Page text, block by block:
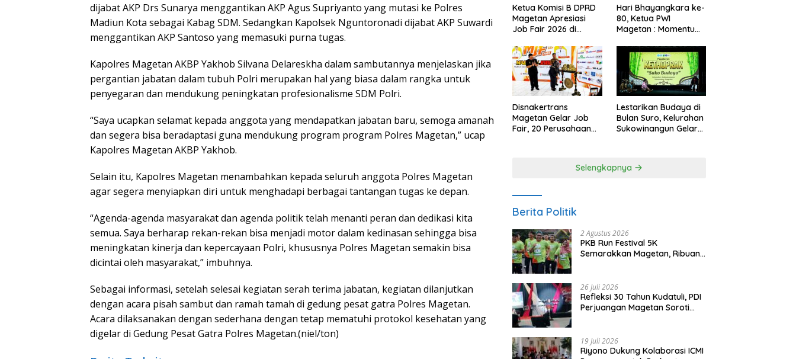
dijabat AKP Drs Sunarya menggantikan AKP Agus Supriyanto yang mutasi ke Polres
Madiun Kota sebagai Kabag SDM. Sedangkan Kapolsek Nguntoronadi dijabat AKP Suwardi
menggantikan AKP Santoso yang memasuki purna tugas.
Kapolres Magetan AKBP Yakhob Silvana Delareskha dalam sambutannya menjelaskan jika
pergantian jabatan dalam tubuh Polri merupakan hal yang biasa dalam rangka untuk
penyegaran dan mendukung peningkatan profesionalisme SDM Polri.
“Saya ucapkan selamat kepada anggota yang mendapatkan jabatan baru, semoga amanah
dan segera bisa beradaptasi guna mendukung program program Polres Magetan,” ucap
Kapolres Magetan AKBP Yakhob.
Selain itu, Kapolres Magetan menambahkan kepada seluruh anggota Polres Magetan
agar segera menyiapkan diri untuk menghadapi berbagai tantangan tugas ke depan.
“Agenda-agenda masyarakat dan agenda politik telah menanti peran dan dedikasi kita
semua. Saya berharap rekan-rekan bisa menjadi motor dalam kedinasan sehingga bisa
meningkatan kinerja dan kepercayaan Polri, khususnya Polres Magetan semakin bisa
dicintai oleh masyarakat,” imbuhnya.
Sebagai informasi, setelah selesai kegiatan serah terima jabatan, kegiatan dilanjutkan
dengan acara pisah sambut dan ramah tamah di gedung pesat gatra Polres Magetan.
Acara dilaksanakan dengan sederhana dengan tetap mematuhi protokol kesehatan yang
digelar di Gedung Pesat Gatra Polres Magetan.(niel/ton)
Ketua Komisi B DPRD
Magetan Apresiasi
Job Fair 2026 di
Anggaran
Hari Bhayangkara ke-
80, Ketua PWI
Magetan : Momentum
Kepercayaan Publik
Disnakertrans
Magetan Gelar Job
Fair, 20 Perusahaan
Lestarikan Budaya di
Bulan Suro, Kelurahan
Sukowinangun Gelar
Selengkapnya
Berita Politik
2 Agustus 2026
PKB Run Festival 5K
Semarakkan Magetan, Ribuan
26 Juli 2026
Refleksi 30 Tahun Kudatuli, PDI
Perjuangan Magetan Soroti
19 Juli 2026
Riyono Dukung Kolaborasi ICMI